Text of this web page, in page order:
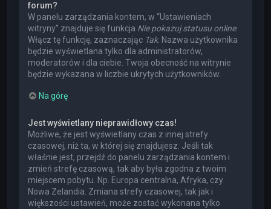
forum?
W panelu zarządzania kontem, w “Ustawieniach
witryny” znajduje się funkcja Nie pokazuj statusu online.
Włącz tę funkcję, zaznaczając Tak. Nazwa użytkownika
będzie wyświetlana tylko dla administratorów,
moderatorów i dla ciebie. Twoja obecność na witrynie
będzie wykazana w liczbie ukrytych użytkowników.
Na górę
Jest wyświetlany nieprawidłowy czas!
Możliwe, że jest wyświetlany czas z innej strefy
czasowej, niż ta, w której się znajdujesz. Jeśli tak
właśnie jest, przejdź do panelu zarządzania kontem i
zmień strefę czasową, tak aby była zgodna z twoim
miejscem pobytu. Np. Europa centralna, Afryka, czy
Nowa Zelandia. Zmiana strefy czasowej, tak jak i
większości ustawień, może zostać wykonana tylko